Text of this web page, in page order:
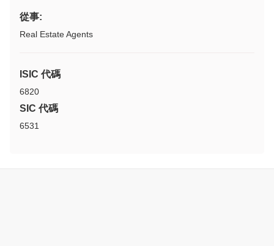
從事:
Real Estate Agents
ISIC 代碼
6820
SIC 代碼
6531